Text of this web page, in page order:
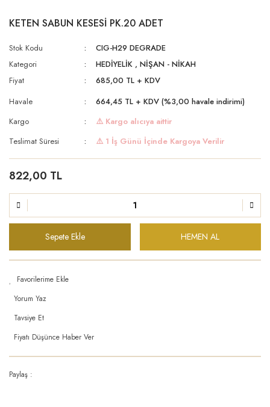
KETEN SABUN KESESİ PK.20 ADET
Stok Kodu
CIG-H29 DEGRADE
Kategori
HEDİYELİK ,NİŞAN - NİKAH
Fiyat
685,00 TL + KDV
Havale
664,45 TL + KDV (%3,00 havale indirimi)
Kargo
⚠️ Kargo alıcıya aittir
Teslimat Süresi
⚠️ 1 İş Günü İçinde Kargoya Verilir
822,00 TL
Sepete Ekle HEMEN AL
Yorum Yaz
Tavsiye Et
Fiyatı Düşünce Haber Ver
Paylaş :